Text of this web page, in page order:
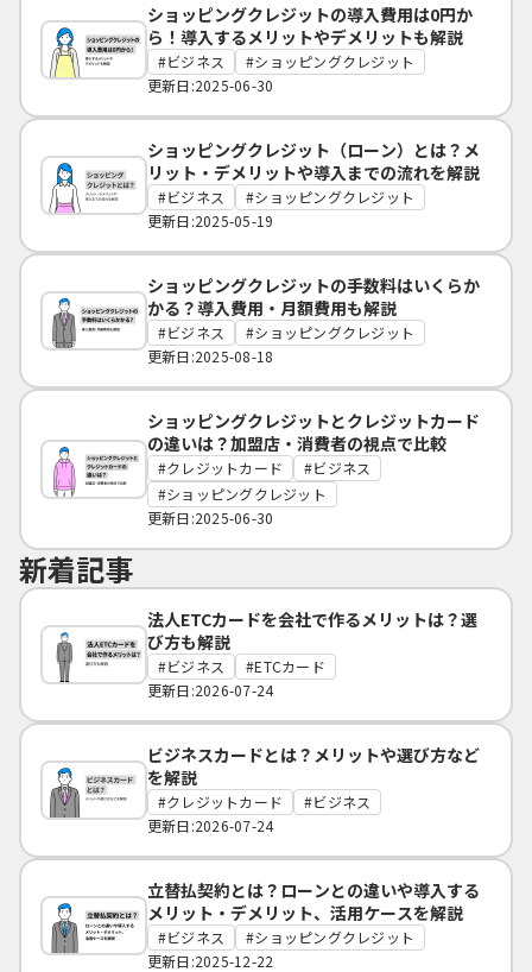
ショッピングクレジットの導入費用は0円か
ら！導入するメリットやデメリットも解説
ビジネス
ショッピングクレジット
更新日:2025-06-30
ショッピングクレジット（ローン）とは？メ
リット・デメリットや導入までの流れを解説
ビジネス
ショッピングクレジット
更新日:2025-05-19
ショッピングクレジットの手数料はいくらか
かる？導入費用・月額費用も解説
ビジネス
ショッピングクレジット
更新日:2025-08-18
ショッピングクレジットとクレジットカード
の違いは？加盟店・消費者の視点で比較
クレジットカード
ビジネス
ショッピングクレジット
更新日:2025-06-30
新着記事
法人ETCカードを会社で作るメリットは？選
び方も解説
ビジネス
ETCカード
更新日:2026-07-24
ビジネスカードとは？メリットや選び方など
を解説
クレジットカード
ビジネス
更新日:2026-07-24
立替払契約とは？ローンとの違いや導入する
メリット・デメリット、活用ケースを解説
ビジネス
ショッピングクレジット
更新日:2025-12-22